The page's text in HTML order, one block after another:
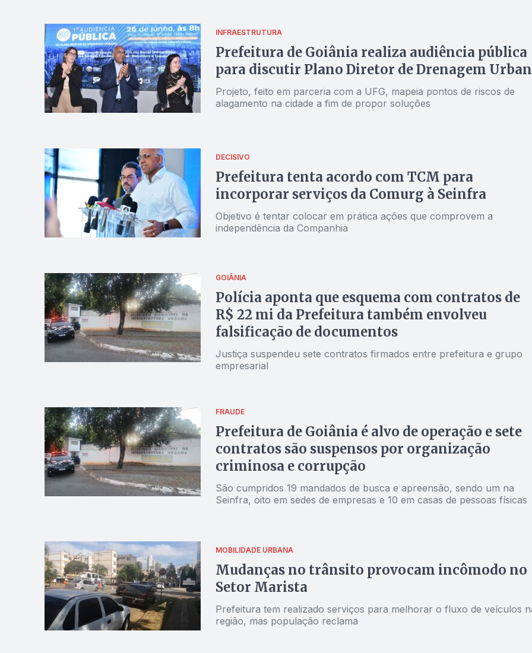
INFRAESTRUTURA
Prefeitura de Goiânia realiza audiência pública
para discutir Plano Diretor de Drenagem
Projeto, feito em parceria com a UFG, mapeia pontos de riscos de
alagamento na cidade a fim de propor soluções
DECISIVO
Prefeitura tenta acordo com TCM para
incorporar serviços da Comurg à Seinfra
Objetivo é tentar colocar em prática ações que comprovem a
independência da Companhia
GOIÂNIA
Polícia aponta que esquema com contratos de
R$ 22 mi da Prefeitura também envolveu
falsificação de documentos
Justiça suspendeu sete contratos firmados entre prefeitura e grupo
empresarial
FRAUDE
Prefeitura de Goiânia é alvo de operação e sete
contratos são suspensos por organização
criminosa e corrupção
São cumpridos 19 mandados de busca e apreensão, sendo um na
Seinfra, oito em sedes de empresas e 10 em casas de pessoas físicas
MOBILIDADE URBANA
Mudanças no trânsito provocam incômodo no
Setor Marista
Prefeitura tem realizado serviços para melhorar o fluxo de veículos
região, mas população reclama